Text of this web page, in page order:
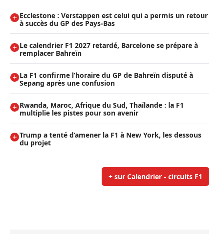
Ecclestone : Verstappen est celui qui a permis un retour
à succès du GP des Pays-Bas
Le calendrier F1 2027 retardé, Barcelone se prépare à
remplacer Bahreïn
La F1 confirme l’horaire du GP de Bahreïn disputé à
Sepang après une confusion
Rwanda, Maroc, Afrique du Sud, Thaïlande : la F1
multiplie les pistes pour son avenir
Trump a tenté d’amener la F1 à New York, les dessous
du projet
+ sur Calendrier - circuits F1